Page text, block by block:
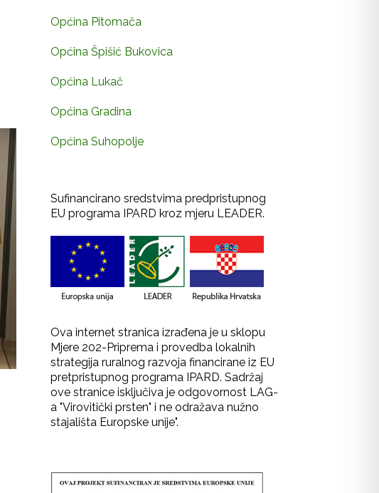
Općina Pitomača
Općina Špišić Bukovica
Općina Lukač
Općina Gradina
Općina Suhopolje
Sufinancirano sredstvima predpristupnog
EU programa IPARD kroz mjeru LEADER.
Ova internet stranica izrađena je u sklopu
Mjere 202-Priprema i provedba lokalnih
strategija ruralnog razvoja financirane iz EU
pretpristupnog programa IPARD. Sadržaj
ove stranice isključiva je odgovornost LAG-
a "Virovitički prsten" i ne odražava nužno
stajališta Europske unije".